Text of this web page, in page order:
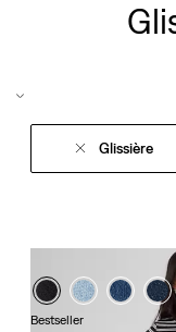
Glissière
Bestseller